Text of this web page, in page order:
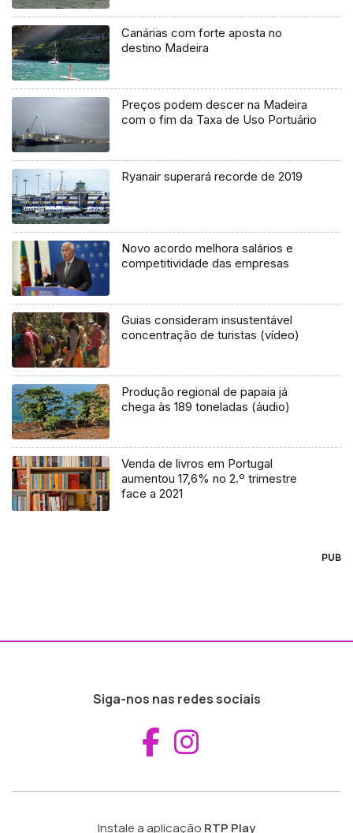
Canárias com forte aposta no
destino Madeira
Preços podem descer na Madeira
com o fim da Taxa de Uso Portuário
Ryanair superará recorde de 2019
Novo acordo melhora salários e
competitividade das empresas
Guias consideram insustentável
concentração de turistas (vídeo)
Produção regional de papaia já
chega às 189 toneladas (áudio)
Venda de livros em Portugal
aumentou 17,6% no 2.º trimestre
face a 2021
PUB
Siga-nos nas redes sociais
Aceder ao
Instale a aplicação RTP Play